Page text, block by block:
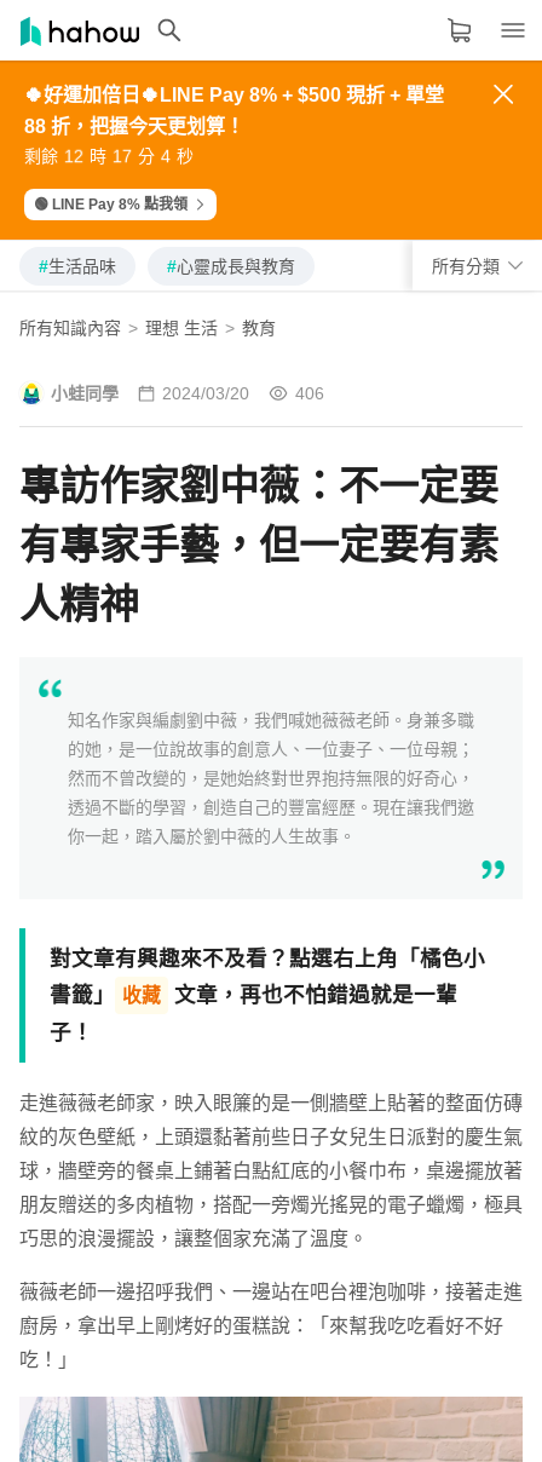
🍀好運加倍日🍀LINE Pay 8% + $500 現折 + 單堂
88 折，把握今天更划算！
剩餘 1
2
62
4
5
7 時 1
2
3
4
6
0
2
7
8
9
分 2
3
4
5
7 秒
🟢 LINE Pay 8% 點我領
領域分類 大家都在學的領域
生活品味
職場技能
內容形式 選擇適合你的學習形式
影音課程
定期更新型課程
學習補給
組合
直播
企業方案
#生活品味 #心靈成長與教育 所有分類
#生活品味 #心靈成長與教育
所有知識內容 > 理想 生活 > 教育
小蛙同學 2024/03/20 406
專訪作家劉中薇：不一定要
有專家手藝，但一定要有素
人精神
知名作家與編劇劉中薇，我們喊她薇薇老師。身兼多職
的她，是一位說故事的創意人、一位妻子、一位母親；
然而不曾改變的，是她始終對世界抱持無限的好奇心，
透過不斷的學習，創造自己的豐富經歷。現在讓我們邀
你一起，踏入屬於劉中薇的人生故事。
對文章有興趣來不及看？點選右上角「橘色小
書籤」
收藏 文章，再也不怕錯過就是一輩
子！
走進薇薇老師家，映入眼簾的是一側牆壁上貼著的整面仿磚
紋的灰色壁紙，上頭還黏著前些日子女兒生日派對的慶生氣
球，牆壁旁的餐桌上鋪著白點紅底的小餐巾布，桌邊擺放著
朋友贈送的多肉植物，搭配一旁燭光搖晃的電子蠟燭，極具
巧思的浪漫擺設，讓整個家充滿了溫度。
薇薇老師一邊招呼我們、一邊站在吧台裡泡咖啡，接著走進
廚房，拿出早上剛烤好的蛋糕說：「來幫我吃吃看好不好
吃！」